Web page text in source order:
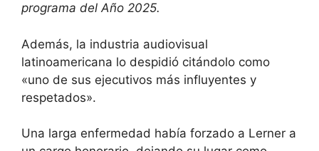
programa del Año 2025.
Además, la industria audiovisual
latinoamericana lo despidió citándolo como
«uno de sus ejecutivos más influyentes y
respetados».
Una larga enfermedad había forzado a Lerner a